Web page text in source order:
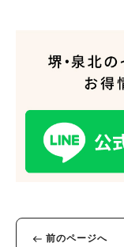
前のページへ